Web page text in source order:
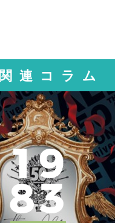
関連コラム
19
83